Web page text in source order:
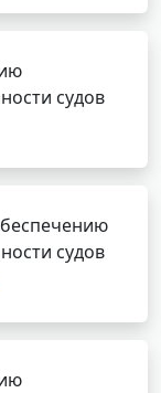
судов
судов